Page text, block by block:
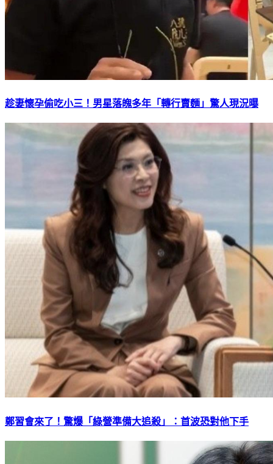
趁妻懷孕偷吃小三！男星落魄多年「轉行賣麵」驚人現況曝
鄭習會來了！驚爆「綠營準備大追殺」：首波恐對他下手